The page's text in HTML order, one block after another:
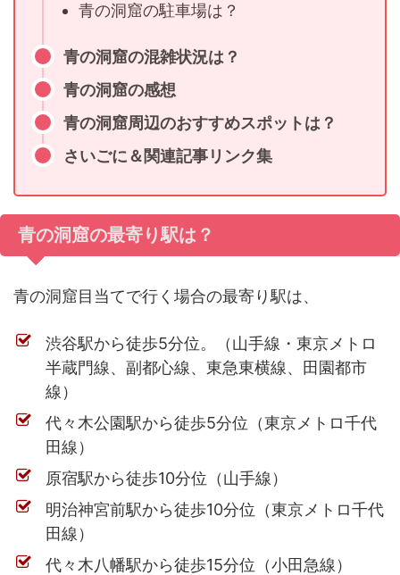
青の洞窟の駐車場は？
青の洞窟の混雑状況は？
青の洞窟の感想
青の洞窟周辺のおすすめスポットは？
さいごに＆関連記事リンク集
青の洞窟の最寄り駅は？
青の洞窟目当てで行く場合の最寄り駅は、
渋谷駅から徒歩5分位。（山手線・東京メトロ
半蔵門線、副都心線、東急東横線、田園都市
線）
代々木公園駅から徒歩5分位（東京メトロ千代
田線）
原宿駅から徒歩10分位（山手線）
明治神宮前駅から徒歩10分位（東京メトロ千代
田線）
代々木八幡駅から徒歩15分位（小田急線）